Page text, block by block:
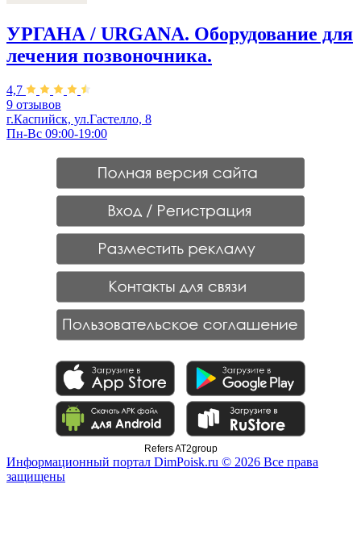
УРГАНА / URGANA. Оборудование для
лечения позвоночника.
4,7
9 отзывов
г.Каспийск, ул.Гастелло, 8
Пн-Вс 09:00-19:00
Refers AT2group
Информационный портал DimPoisk.ru © 2026 Все права
защищены